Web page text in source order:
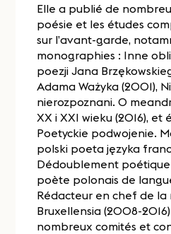
Elle a publié de
poésie et les études
sur l’avant-garde,
monographies : Inne
poezji Jana
Adama Ważyka (2001),
nierozpoznani. O
XX i XXI wieku (2016), et
Poetyckie podwojenie.
polski poeta języka
Dédoublement
poète polonais de
Rédacteur en chef de la
Bruxellensia (2008-
nombreux comités et